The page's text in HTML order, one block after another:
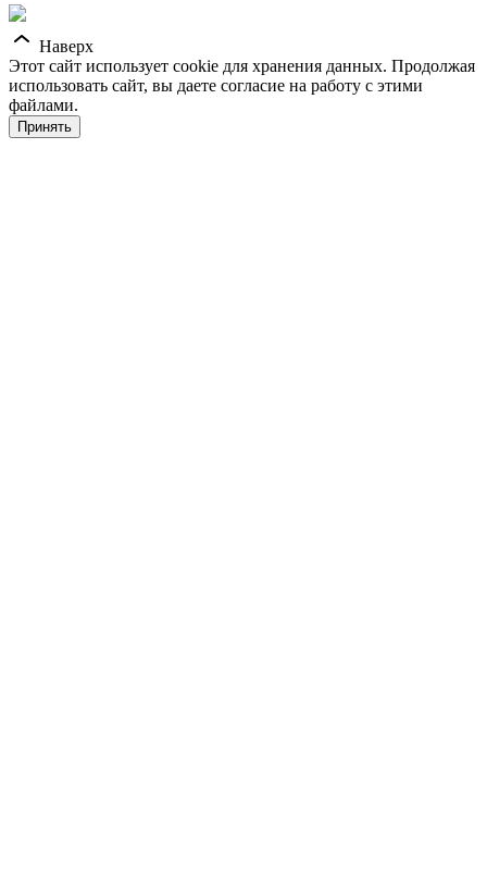
Наверх
Этот сайт использует cookie для хранения данных. Продолжая
использовать сайт, вы даете согласие на работу с этими
файлами.
Принять